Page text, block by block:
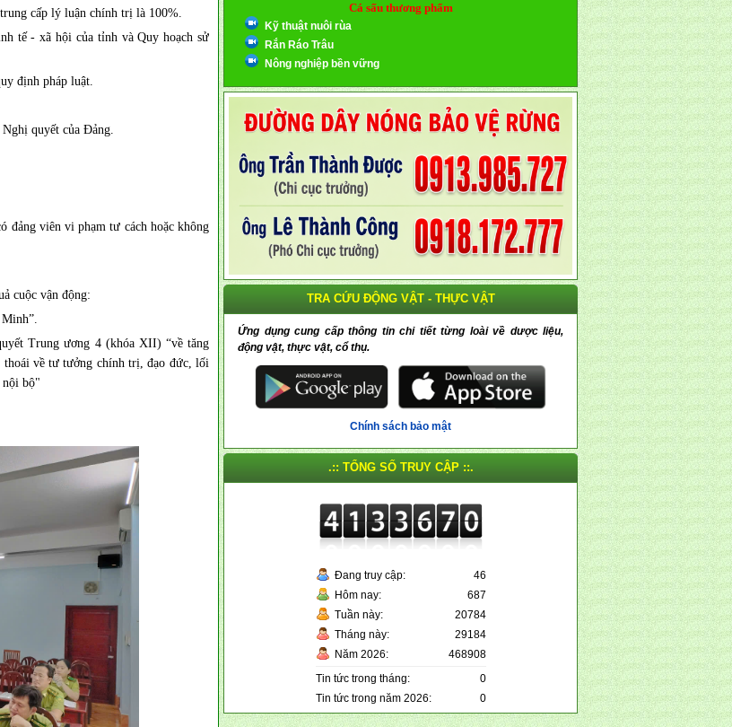
cấp lý luận chính trị là 100%.
tế - xã hội của tỉnh và Quy hoạch sử
định pháp luật.
quyết của Đảng.
đảng viên vi phạm tư cách hoặc không
cuộc vận động:
Trung ương 4 (khóa XII) “về tăng
thoái về tư tưởng chính trị, đạo đức, lối
nội bộ"
Cá sấu thương phẩm
Kỹ thuật nuôi rùa
Rắn Ráo Trâu
Nông nghiệp bền vững
TRA CỨU ĐỘNG VẬT - THỰC VẬT
Ứng dụng cung cấp thông tin chi tiết từng loài về dược liệu,
động vật, thực vật, cổ thụ.
Chính sách bảo mật
.:: TỔNG SỐ TRUY CẬP ::.
Đang truy cập:
46
Hôm nay:
687
Tuần này:
20784
Tháng này:
29184
Năm 2026:
468908
Tin tức trong tháng:
0
Tin tức trong năm 2026:
0